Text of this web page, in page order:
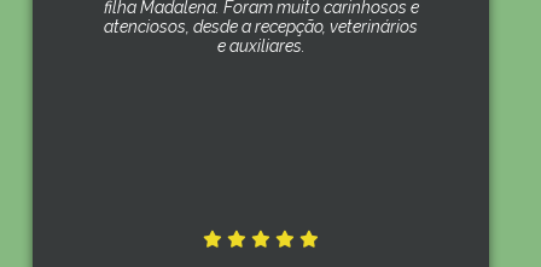
filha Madalena. Foram muito carinhosos e
atenciosos, desde a recepção, veterinários
e auxiliares.